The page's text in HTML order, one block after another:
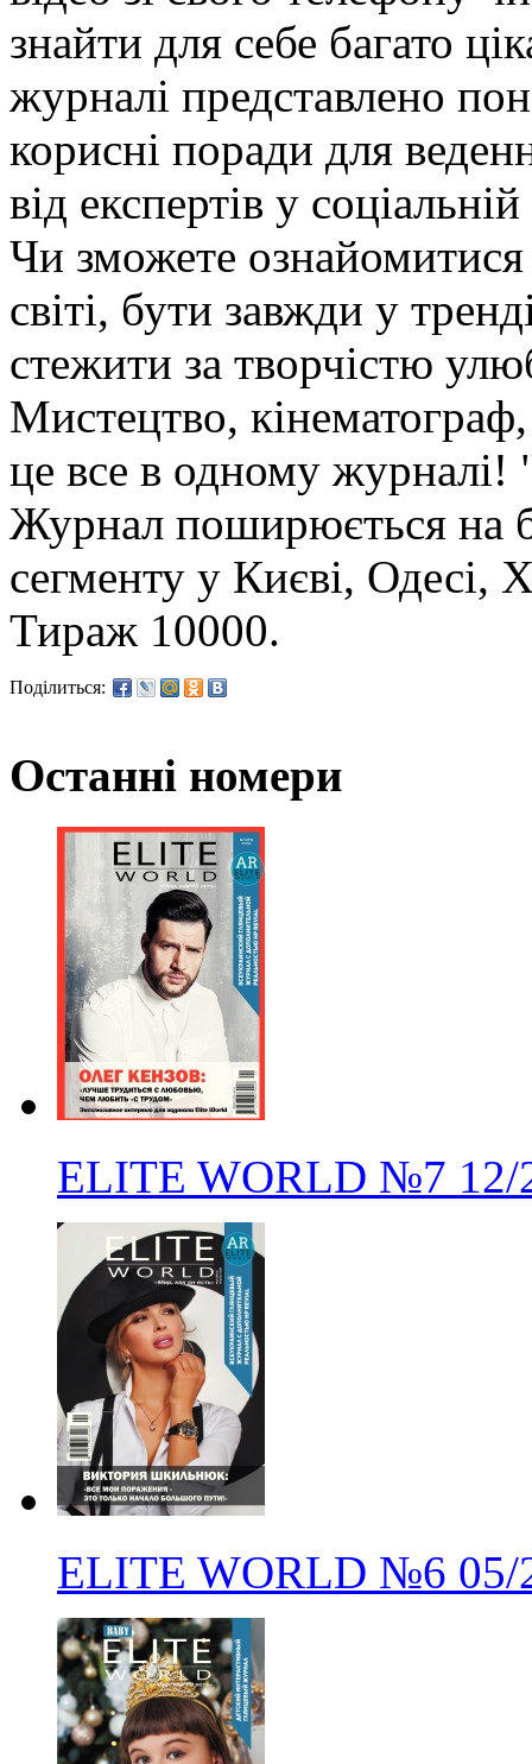
знайти для себе багато
журналі представлено
корисні поради для
від експертів у
Чи зможете ознайомитися
світі, бути завжди у
стежити за творчістю
Мистецтво,
це все в одному журналі!
Журнал поширюється на
сегменту у Києві, Одесі,
Тираж 10000.
Поділиться:
Останні номери
ELITE WORLD №7 12/
ELITE WORLD №6 05/